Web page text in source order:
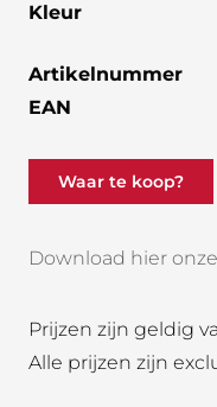
Kleur
Artikelnummer
EAN
Waar te koop?
Download hier
Prijzen zijn geldig
Alle prijzen zijn